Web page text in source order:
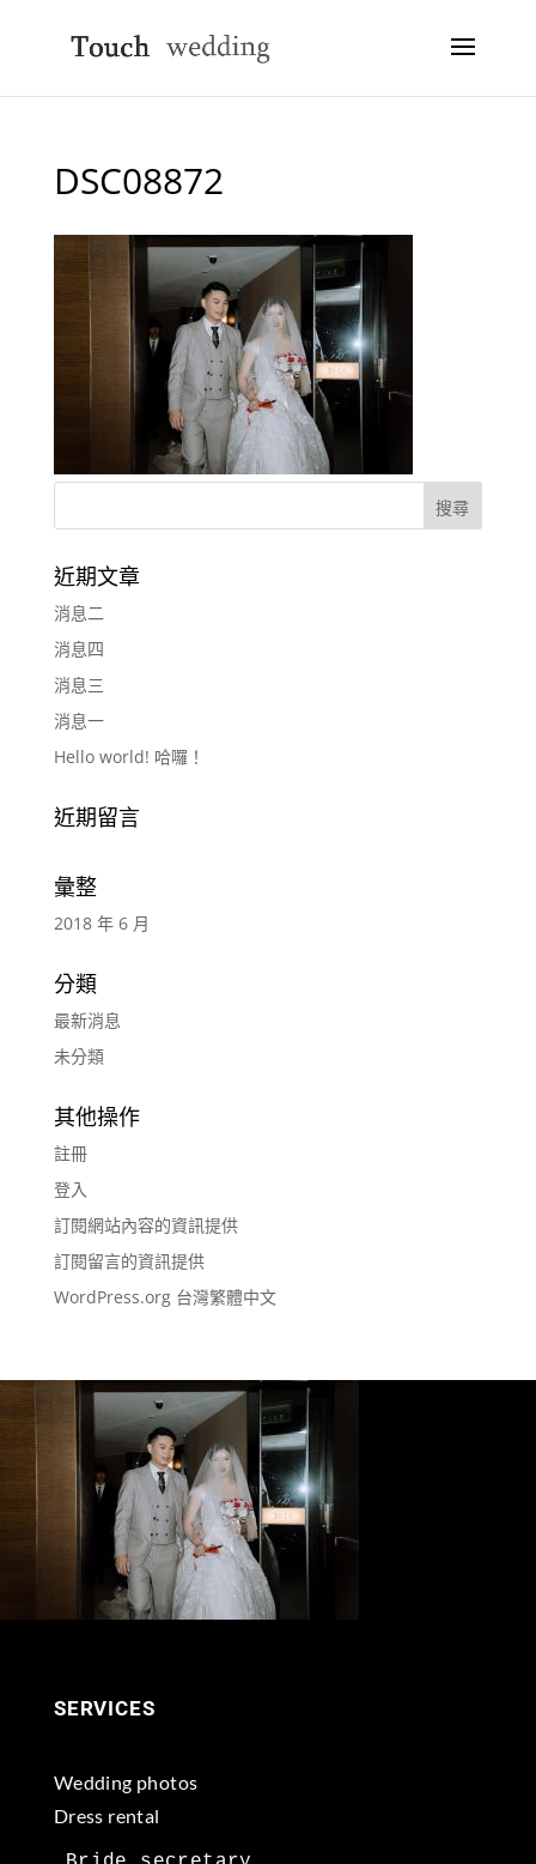
DSC08872
近期文章
消息二
消息四
消息三
消息一
Hello world! 哈囉！
近期留言
彙整
2018 年 6 月
分類
最新消息
未分類
其他操作
註冊
登入
訂閱網站內容的資訊提供
訂閱留言的資訊提供
WordPress.org 台灣繁體中文
SERVICES
Wedding photos
Dress rental